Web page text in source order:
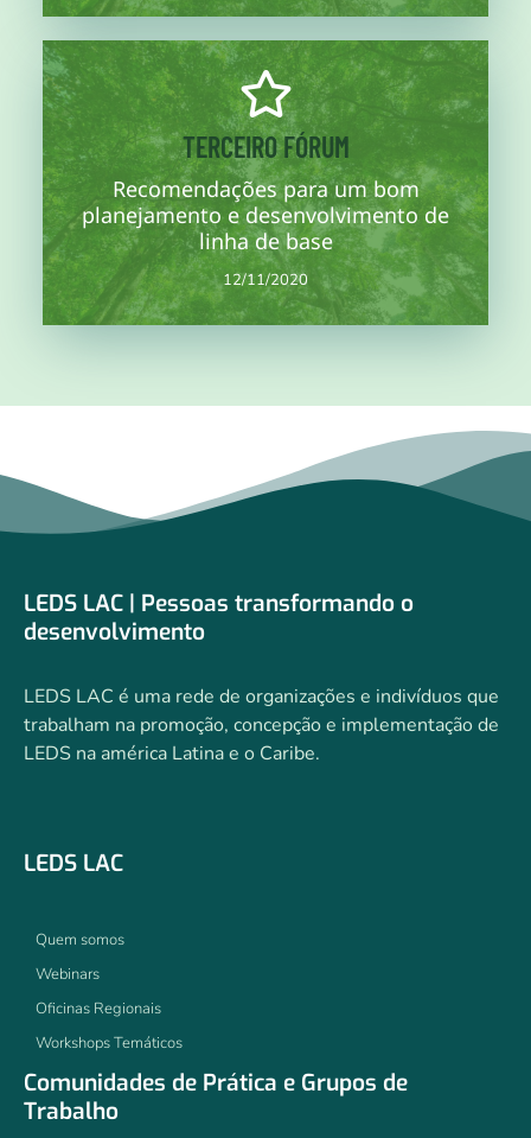
TERCEIRO FÓRUM
Recomendações para um bom
planejamento e desenvolvimento de
linha de base
12/11/2020
12/11/2020
Terceira sessão de trabalho da nota conceitual, na qual é
abordado o diagnóstico climático para a trajetória.
Mais informações
LEDS LAC | Pessoas transformando o
desenvolvimento
LEDS LAC é uma rede de organizações e indivíduos que
trabalham na promoção, concepção e implementação de
LEDS na américa Latina e o Caribe.
LEDS LAC
Quem somos
Webinars
Oficinas Regionais
Workshops Temáticos
Comunidades de Prática e Grupos de
Trabalho